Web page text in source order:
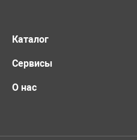
Каталог
Сервисы
О нас